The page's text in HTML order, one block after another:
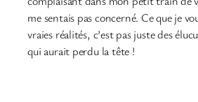
me sentais pas concerné. Ce que je
vraies réalités, c’est pas juste des
qui aurait perdu la tête !